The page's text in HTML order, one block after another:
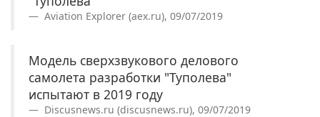
Aviation Explorer (aex.ru), 09/07/2019
Модель сверхзвукового делового
самолета разработки "Туполева"
испытают в 2019 году
Discusnews.ru (discusnews.ru), 09/07/2019